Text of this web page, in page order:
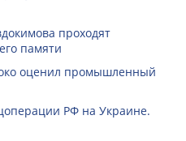
проходят
памяти
оценил промышленный
РФ на Украине.